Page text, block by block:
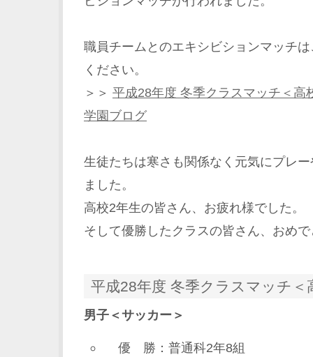
職員チームとのエキシビションマッチ
ください。
＞＞ 平成28年度 冬季クラスマッチ＜高
学園ブログ
生徒たちは寒さも関係なく元気にプレ
ました。
高校2年生の皆さん、お疲れ様でした。
そして優勝したクラスの皆さん、おめ
平成28年度 冬季クラスマッチ＜
男子＜サッカー＞
優 勝：普通科2年8組